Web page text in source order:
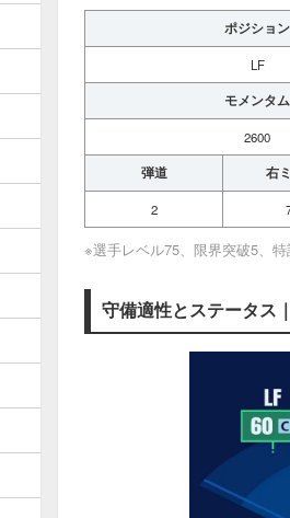
ポジション
LF
モメンタム
2600
弾道 右
2
※選手レベル75、限界突破5、
守備適性とステータス